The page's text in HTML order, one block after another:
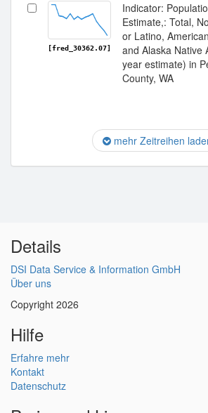
[fred_30362.07]
Indicator:
Estimate,: Total,
or Latino,
and Alaska Native
year estimate) in
County, WA
mehr Zeitreihen
Details
DSI Data Service & Information GmbH
Über uns
Copyright 2026
Hilfe
Erfahre mehr
Kontakt
Datenschutz